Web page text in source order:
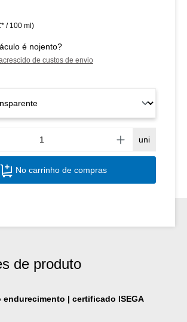
/ 100 ml)
é nojento?
de custos de envio
uni
No carrinho de compras
de produto
| certificado ISEGA